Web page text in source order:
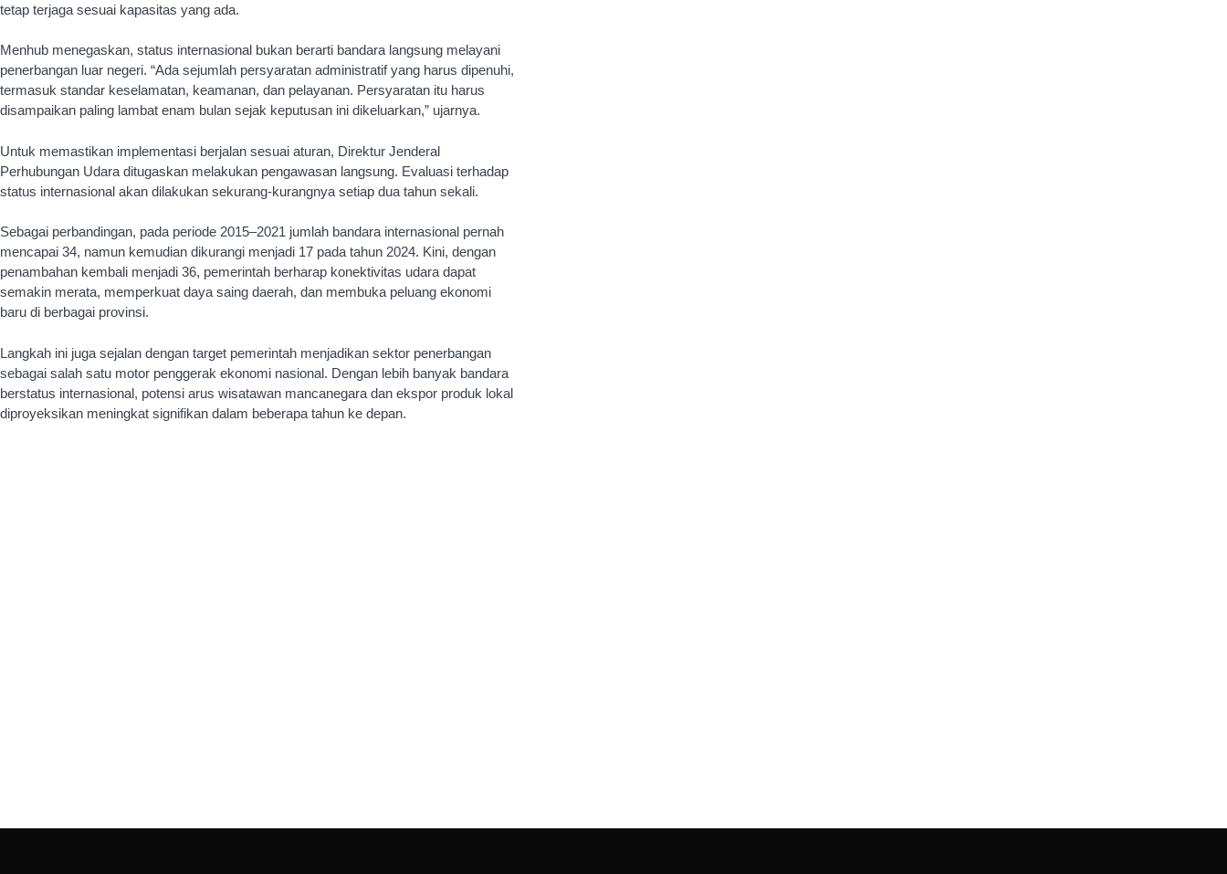
tetap terjaga sesuai kapasitas yang ada.
Menhub menegaskan, status internasional bukan berarti bandara langsung melayani
penerbangan luar negeri. “Ada sejumlah persyaratan administratif yang harus dipenuhi,
termasuk standar keselamatan, keamanan, dan pelayanan. Persyaratan itu harus
disampaikan paling lambat enam bulan sejak keputusan ini dikeluarkan,” ujarnya.
Untuk memastikan implementasi berjalan sesuai aturan, Direktur Jenderal
Perhubungan Udara ditugaskan melakukan pengawasan langsung. Evaluasi terhadap
status internasional akan dilakukan sekurang-kurangnya setiap dua tahun sekali.
Sebagai perbandingan, pada periode 2015–2021 jumlah bandara internasional pernah
mencapai 34, namun kemudian dikurangi menjadi 17 pada tahun 2024. Kini, dengan
penambahan kembali menjadi 36, pemerintah berharap konektivitas udara dapat
semakin merata, memperkuat daya saing daerah, dan membuka peluang ekonomi
baru di berbagai provinsi.
Langkah ini juga sejalan dengan target pemerintah menjadikan sektor penerbangan
sebagai salah satu motor penggerak ekonomi nasional. Dengan lebih banyak bandara
berstatus internasional, potensi arus wisatawan mancanegara dan ekspor produk lokal
diproyeksikan meningkat signifikan dalam beberapa tahun ke depan.